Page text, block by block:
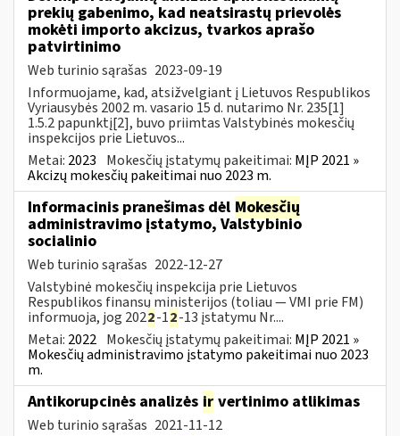
prekių gabenimo, kad neatsirastų prievolės
mokėti importo akcizus, tvarkos aprašo
patvirtinimo
Web turinio sąrašas 2023-09-19
Informuojame, kad, atsižvelgiant į Lietuvos Respublikos
Vyriausybės 2002 m. vasario 15 d. nutarimo Nr. 235[1]
1.5.2 papunktį[2], buvo priimtas Valstybinės mokesčių
inspekcijos prie Lietuvos...
Metai: 2023 Mokesčių įstatymų pakeitimai: MĮP 2021 »
Akcizų mokesčių pakeitimai nuo 2023 m.
Informacinis pranešimas dėl Mokesčių
administravimo įstatymo, Valstybinio
socialinio
Web turinio sąrašas 2022-12-27
Valstybinė mokesčių inspekcija prie Lietuvos
Respublikos finansų ministerijos (toliau — VMI prie FM)
informuoja, jog 2022-12-13 įstatymu Nr....
Metai: 2022 Mokesčių įstatymų pakeitimai: MĮP 2021 »
Mokesčių administravimo įstatymo pakeitimai nuo 2023
m.
Antikorupcinės analizės ir vertinimo atlikimas
Web turinio sąrašas 2021-11-12